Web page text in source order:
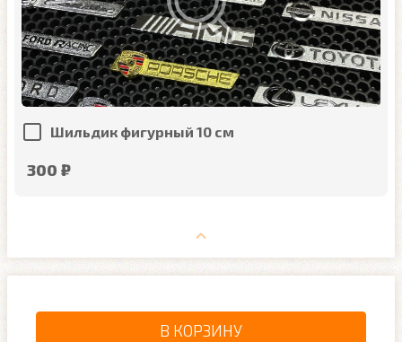
Шильдик фигурный 10 см
300 ₽
В КОРЗИНУ